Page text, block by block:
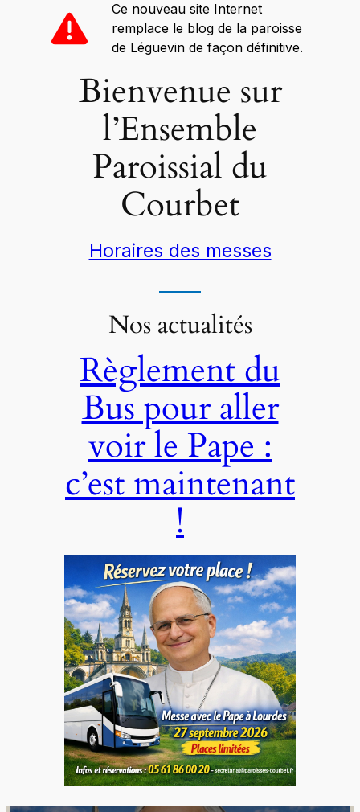
Ce nouveau site Internet
remplace le blog de la paroisse
de Léguevin de façon définitive.
Bienvenue sur
l’Ensemble
Paroissial du
Courbet
Horaires des messes
Nos actualités
Règlement du
Bus pour aller
voir le Pape :
c’est maintenant
!